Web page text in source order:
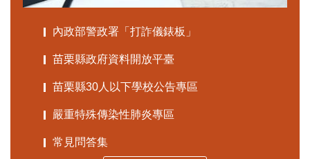
內政部警政署「打詐儀錶板」
苗栗縣政府資料開放平臺
苗栗縣30人以下學校公告專區
嚴重特殊傳染性肺炎專區
常見問答集